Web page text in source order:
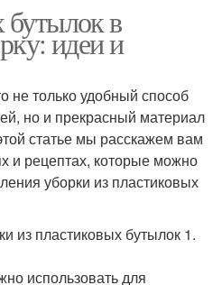
бутылок в
идеи и
не только удобный способ
но и прекрасный материал
статье мы расскажем вам
и рецептах, которые можно
уборки из пластиковых
из пластиковых бутылок 1.
использовать для